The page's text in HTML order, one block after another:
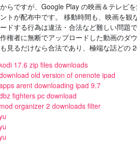
らですが、Google Play の映画＆テレビ
トが配布中です。 移動時間も、映画を
ドする行為は違法・合法など難しい問題
権者に無断でアップロードした動画のダ
見るだけなら合法であり、極端な話どの
17.6 zip files downloads
old version of onenote ipad
arent downloading ipad 9.7
fighters pc download
mod organizer 2 downloads filter